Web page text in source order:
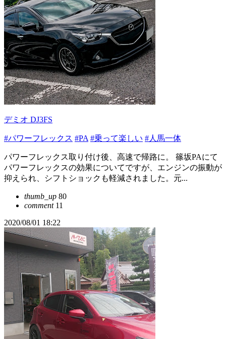
デミオ DJ3FS
#パワーフレックス #PA #乗って楽しい #人馬一体
パワーフレックス取り付け後、高速で帰路に。 篠坂PAにて
パワーフレックスの効果についてですが、エンジンの振動が
抑えられ、シフトショックも軽減されました。元...
thumb_up 80
comment11
2020/08/01 18:22